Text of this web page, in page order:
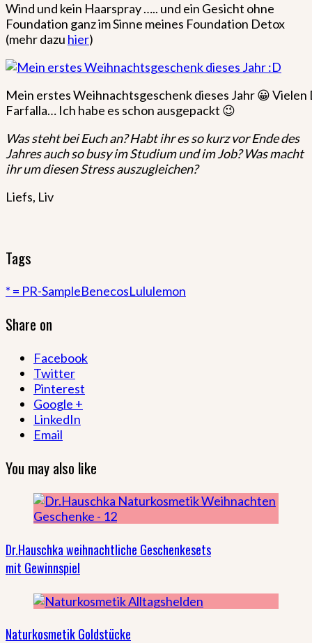
Wind und kein Haarspray ….. und ein Gesicht ohne
Foundation ganz im Sinne meines Foundation Detox
(mehr dazu hier)
Mein erstes Weihnachtsgeschenk dieses Jahr 😀 Vielen
Farfalla… Ich habe es schon ausgepackt 😉
Was steht bei Euch an? Habt ihr es so kurz vor Ende des
Jahres auch so busy im Studium und im Job? Was macht
ihr um diesen Stress auszugleichen?
Liefs, Liv
Tags
* = PR-SampleBenecosLululemon
Share on
Facebook
Twitter
Pinterest
Google +
LinkedIn
Email
You may also like
Dr.Hauschka weihnachtliche Geschenkesets
mit Gewinnspiel
Naturkosmetik Goldstücke